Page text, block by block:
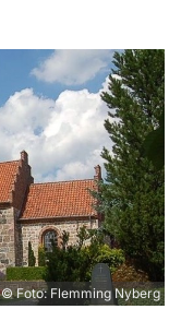
© Foto: Flemming Nyberg